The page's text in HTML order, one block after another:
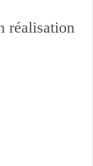
réalisation